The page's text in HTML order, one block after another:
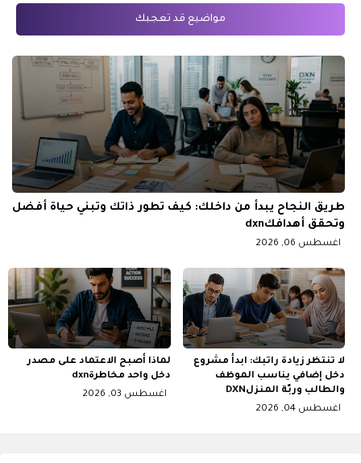
مواضيع قد تعجبك
طريق النجاح يبدأ من داخلك: كيف تطور ذاتك وتبني حياة أفضل
وتحقق أهدافكdxn
اغسطس 06, 2026
لا تنتظر زيادة راتبك: ابدأ مشروع
دخل إضافي يناسب الموظف
والطالب وربّة المنزلDXN
اغسطس 04, 2026
لماذا أصبح الاعتماد على مصدر
دخل واحد مخاطرةdxn
اغسطس 03, 2026